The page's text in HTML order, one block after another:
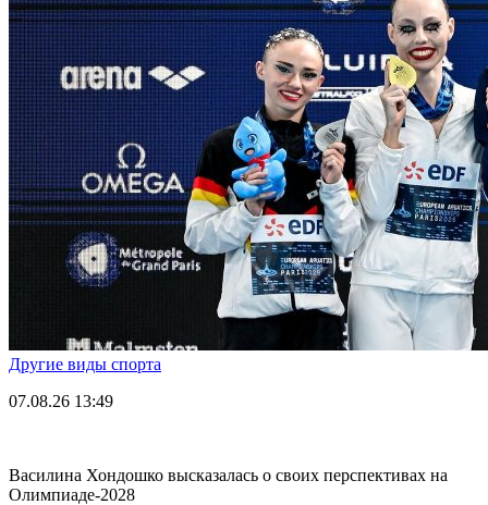
Другие виды спорта
07.08.26 13:49
Василина Хондошко высказалась о своих перспективах на
Олимпиаде-2028